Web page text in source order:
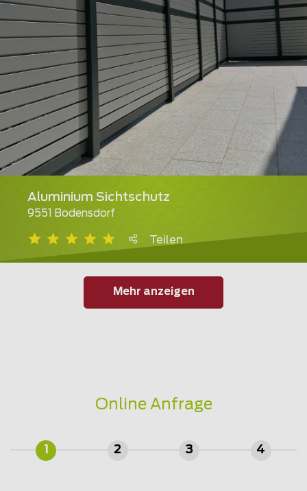
Aluminium Sichtschutz
9551 Bodensdorf
Teilen
Mehr anzeigen
Online Anfrage
1 2 3 4